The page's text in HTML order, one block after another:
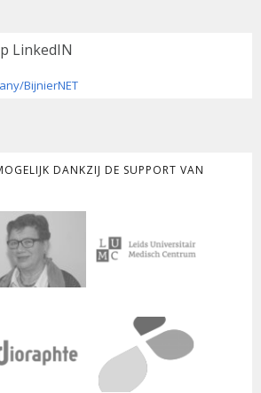
LinkedIN
BijnierNET
DANKZIJ DE SUPPORT VAN